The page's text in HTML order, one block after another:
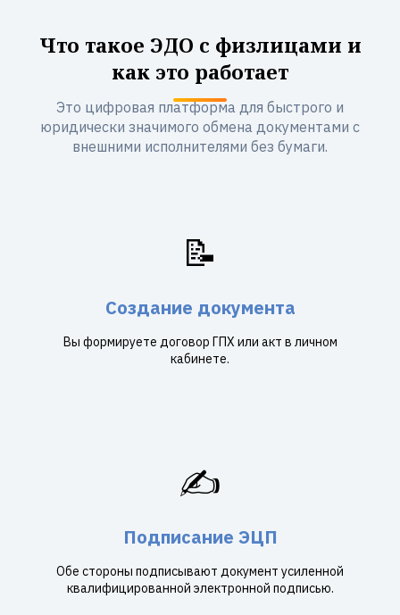
Что такое ЭДО с физлицами и
как это работает
Это цифровая платформа для быстрого и
юридически значимого обмена документами с
внешними исполнителями без бумаги.
📝
Создание документа
Вы формируете договор ГПХ или акт в личном
кабинете.
✍️
Подписание ЭЦП
Обе стороны подписывают документ усиленной
квалифицированной электронной подписью.